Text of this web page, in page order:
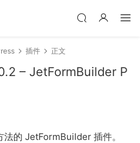
插件 正文
– JetFormBuilder P
的 JetFormBuilder 插件。